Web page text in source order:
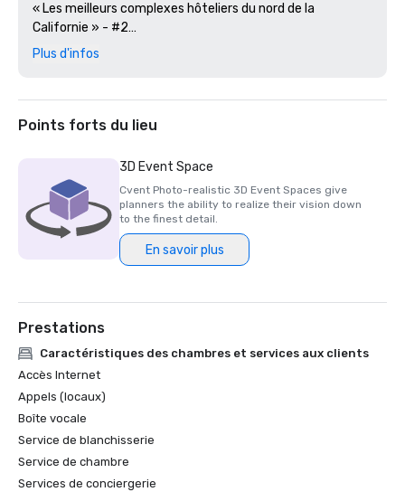
« Les meilleurs complexes hôteliers du nord de la
Californie » - #2
Unis
#1 sur les parcours de golf de la région de la Grande Baie
Magazine de voyage de luxe -2023
Les hôtels les plus romantiques du monde
Prix du restaurant Wine Spectator — 2022
Prix d'excellence Best of
Silicon Business Journal — 2021
#1 Les parcours de golf les plus difficiles de la région de la
Grande Baie
Golfweek Magazine — mai 2021
#7 Les 100 meilleurs parcours auxquels vous pouvez jouer
en Californie et #69 aux États-Unis
Plus d'infos
Points forts du lieu
3D Event Space
Cvent Photo-realistic 3D Event Spaces give
planners the ability to realize their vision down
to the finest detail.
En savoir plus
Prestations
Caractéristiques des chambres et services aux clients
Accès Internet
Appels (locaux)
Boîte vocale
Service de blanchisserie
Service de chambre
Services de conciergerie